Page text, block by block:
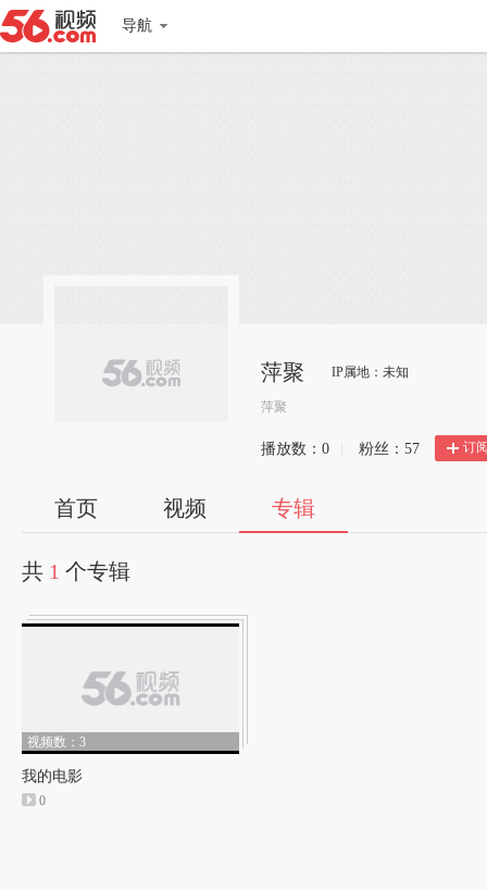
导航
萍聚 IP属地：未知
萍聚
播放数： 0 粉丝： 57 订
首页 视频 专辑
共 1 个专辑
视频数：3
我的电影
0